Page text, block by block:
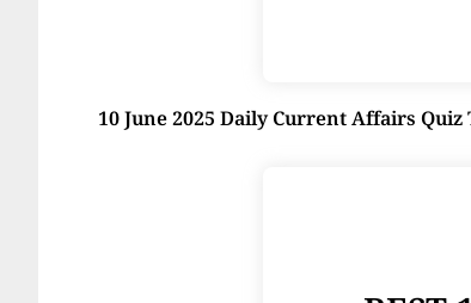
10 June 2025 Daily Current Affairs Quiz